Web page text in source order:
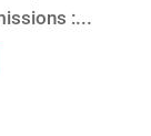
:...